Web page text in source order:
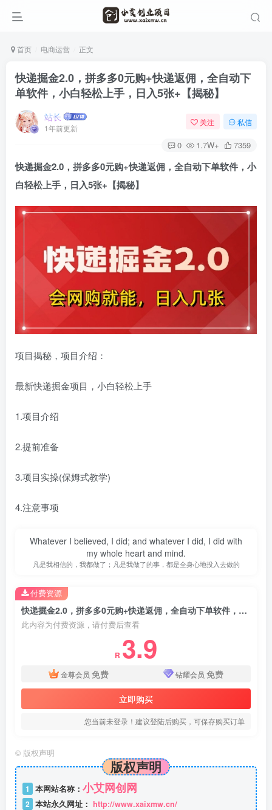
首页 电商运营 正文
快递掘金2.0，拼多多0元购+快递返佣，全自动下
单软件，小白轻松上手，日入5张+【揭秘】
站长
1年前更新
关注 私信
0 1.7W+ 7359
快递掘金2.0，拼多多0元购+快递返佣，全自动下单软件，小
白轻松上手，日入5张+【揭秘】
项目揭秘，项目介绍：
最新快递掘金项目，小白轻松上手
1.项目介绍
2.提前准备
3.项目实操(保姆式教学)
4.注意事项
Whatever I believed, I did; and whatever I did, I did with
my whole heart and mind.
凡是我相信的，我都做了；凡是我做了的事，都是全身心地投入去做的
快递掘金2.0，拼多多0元购+快递返佣，全自动下单软件，小白轻松上手，日入5张+【揭秘】
此内容为付费资源，请付费后查看
R 3.9
金尊会员 免费 钻耀会员 免费
立即购买
您当前未登录！建议登陆后购买，可保存购买订单
付费资源
© 版权声明
版权声明
1 本网站名称： 小艾网创网
2 本站永久网址： http://www.xaixmw.cn/